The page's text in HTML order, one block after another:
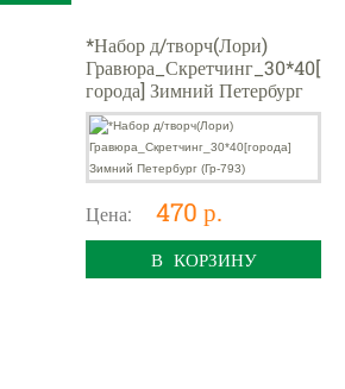
*Набор д/творч(Лори)
Гравюра_Скретчинг_30*40[
города] Зимний Петербург
(Гр-793)
Цена: 470 р.
В КОРЗИНУ